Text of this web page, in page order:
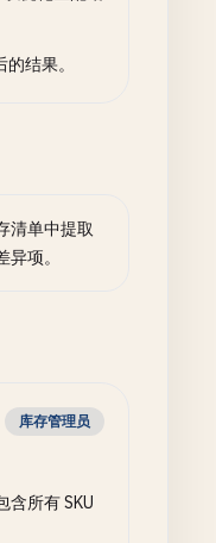
结果。
清单中提取
项。
库存管理员
所有 SKU